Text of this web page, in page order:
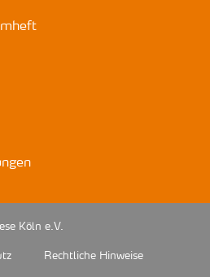
Köln e.V.
Rechtliche Hinweise